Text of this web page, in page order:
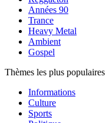
Années 90
Trance
Heavy Metal
Ambient
Gospel
Thèmes les plus populaires
Informations
Culture
Sports